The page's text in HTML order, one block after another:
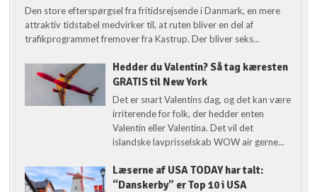
Den store efterspørgsel fra fritidsrejsende i Danmark, en mere
attraktiv tidstabel medvirker til, at ruten bliver en del af
trafikprogrammet fremover fra Kastrup. Der bliver seks...
Hedder du Valentin? Så tag kæresten
GRATIS til New York
Det er snart Valentins dag, og det kan være
irriterende for folk, der hedder enten
Valentin eller Valentina. Det vil det
islandske lavprisselskab WOW air gerne...
Læserne af USA TODAY har talt:
“Danskerby” er Top 10 i USA